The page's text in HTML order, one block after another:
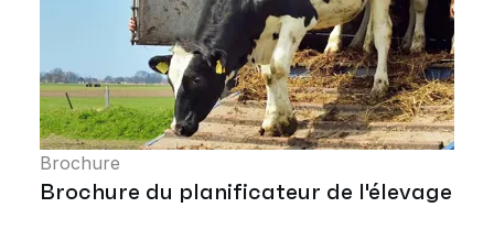
Brochure
Brochure du planificateur de l'élevage